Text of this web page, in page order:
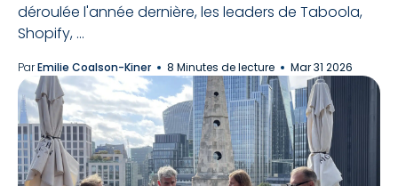
déroulée l'année dernière, les leaders de Taboola,
Shopify, ...
ParEmilie Coalson-Kiner 8 Minutes de lecture Mar 31 2026